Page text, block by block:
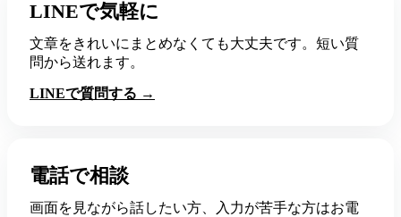
LINEで気軽に
文章をきれいにまとめなくても大丈夫です。短い質
問から送れます。
LINEで質問する →
電話で相談
画面を見ながら話したい方、入力が苦手な方はお電